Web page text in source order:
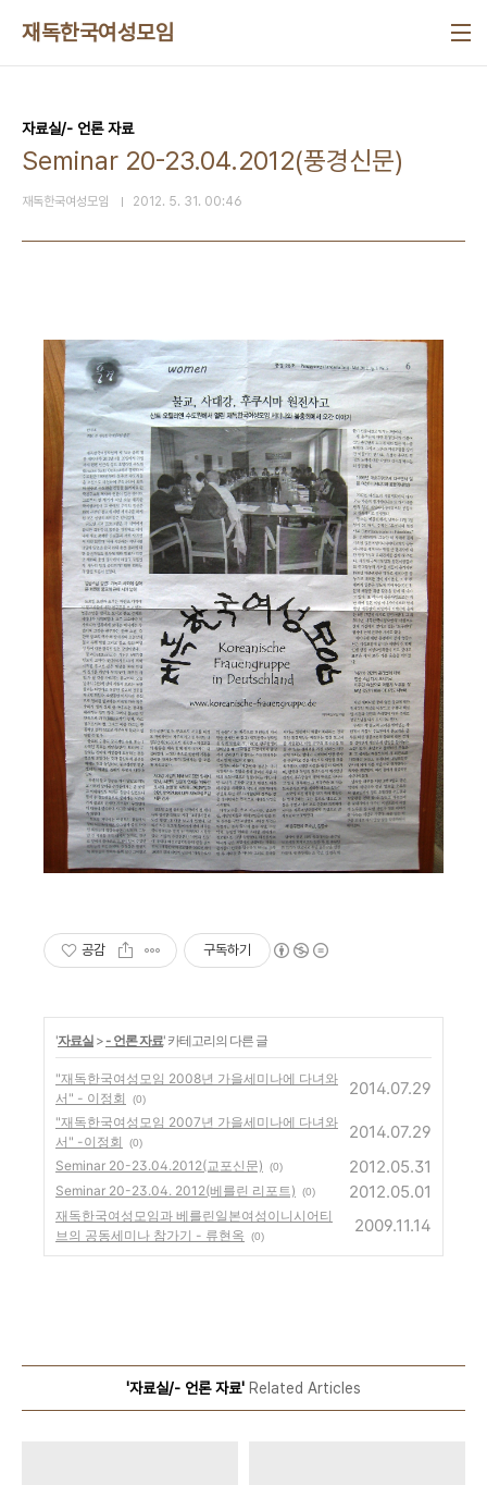
재독한국여성모임
자료실/- 언론 자료
Seminar 20-23.04.2012(풍경신문)
재독한국여성모임 2012. 5. 31. 00:46
공감 구독하기
'자료실 >- 언론 자료' 카테고리의 다른 글
"재독한국여성모임 2008년 가을세미나에 다녀와
서" - 이정회
(0)
2014.07.29
"재독한국여성모임 2007년 가을세미나에 다녀와
서" -이정회
(0)
2014.07.29
Seminar 20-23.04.2012(교포신문) (0) 2012.05.31
Seminar 20-23.04. 2012(베를린 리포트) (0) 2012.05.01
재독한국여성모임과 베를린일본여성이니시어티
브의 공동세미나 참가기 - 류현옥
(0)
2009.11.14
'자료실/- 언론 자료' Related Articles